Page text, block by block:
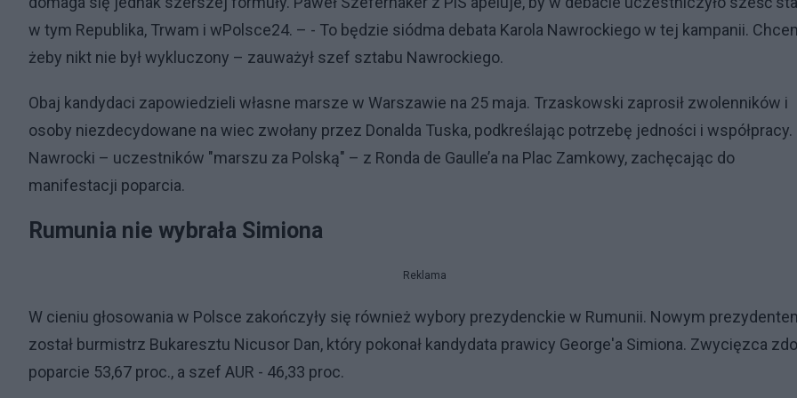
w tym Republika, Trwam i wPolsce24. – - To będzie siódma debata Karola Nawrockiego w tej kampanii.
żeby nikt nie był wykluczony – zauważył szef sztabu Nawrockiego.
Obaj kandydaci zapowiedzieli własne marsze w Warszawie na 25 maja. Trzaskowski zaprosił zwolenników i
osoby niezdecydowane na wiec zwołany przez Donalda Tuska, podkreślając potrzebę jedności i współpracy.
Nawrocki – uczestników "marszu za Polską" – z Ronda de Gaulle’a na Plac Zamkowy, zachęcając do
manifestacji poparcia.
Rumunia nie wybrała Simiona
Reklama
W cieniu głosowania w Polsce zakończyły się również wybory prezydenckie w Rumunii. Nowym
został burmistrz Bukaresztu Nicusor Dan, który pokonał kandydata prawicy George'a Simiona. Zwycięzca
poparcie 53,67 proc., a szef AUR - 46,33 proc.